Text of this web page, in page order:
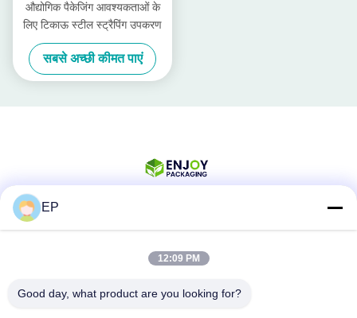
औद्योगिक पैकेजिंग आवश्यकताओं के
लिए टिकाऊ स्टील स्ट्रैपिंग उपकरण
सबसे अच्छी कीमत पाएं
EP
12:09 PM
Good day, what product are you looking for?